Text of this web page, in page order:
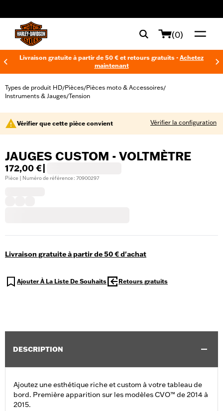
(0)
Livraison gratuite à partir de 50 € et retours gratuits - Achetez
maintenant
Types de produit HD/Pièces/Pièces moto & Accessoires/
Instruments & Jauges/Tension
Vérifier que cette pièce convient Vérifier la configuration
JAUGES CUSTOM - VOLTMÈTRE
172,00 €
Pièce | Numéro de référence : 70900297
Livraison gratuite à partir de 50 € d'achat
Ajouter À La Liste De Souhaits Retours gratuits
DESCRIPTION
Ajoutez une esthétique riche et custom à votre tableau de
bord. Première apparition sur les modèles CVO™ de 2014 à
2015.